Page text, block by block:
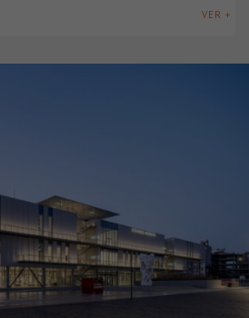
VER +